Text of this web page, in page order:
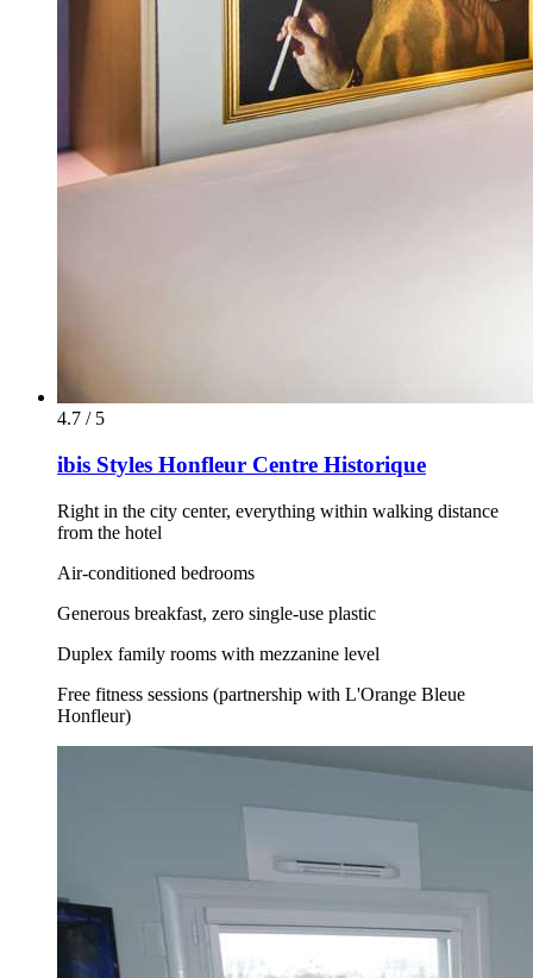
4.7 / 5
ibis Styles Honfleur Centre Historique
Right in the city center, everything within walking distance
from the hotel
Air-conditioned bedrooms
Generous breakfast, zero single-use plastic
Duplex family rooms with mezzanine level
Free fitness sessions (partnership with L'Orange Bleue
Honfleur)